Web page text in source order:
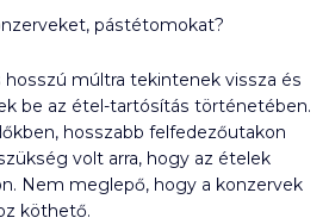
pástétomokat?
hosszú múltra tekintenek vissza és
be az étel-tartósítás történetében.
hosszabb felfedezőutakon
volt arra, hogy az ételek
Nem meglepő, hogy a konzervek
köthető.